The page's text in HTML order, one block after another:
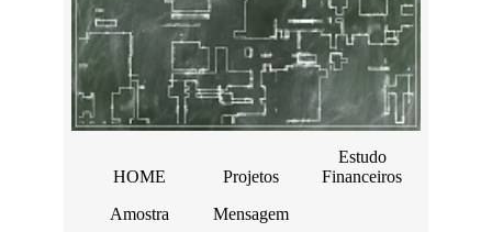
HOME Projetos
Estudo
Financeiros
Amostra
Mensagem